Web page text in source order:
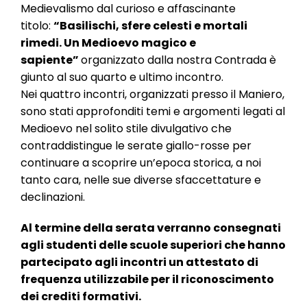
Medievalismo dal curioso e affascinante
titolo: “Basilischi, sfere celesti e mortali
rimedi. Un Medioevo magico e
sapiente”organizzato dalla nostra Contrada è
giunto al suo quarto e ultimo incontro.
Nei quattro incontri, organizzati presso il Maniero,
sono stati approfonditi temi e argomenti legati al
Medioevo nel solito stile divulgativo che
contraddistingue le serate giallo-rosse per
continuare a scoprire un’epoca storica, a noi
tanto cara, nelle sue diverse sfaccettature e
declinazioni.
Al termine della serata verranno consegnati
agli studenti delle scuole superiori che hanno
partecipato agli incontri un attestato di
frequenza utilizzabile per il riconoscimento
dei crediti formativi.